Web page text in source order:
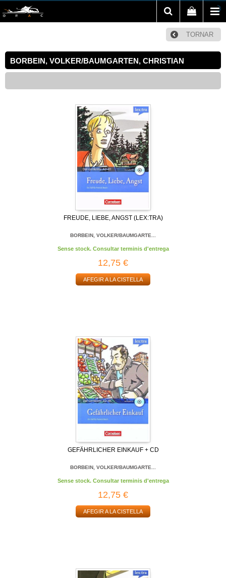
TORNAR
BORBEIN, VOLKER/BAUMGARTEN, CHRISTIAN
FREUDE, LIEBE, ANGST (LEX:TRA)
BORBEIN, VOLKER/BAUMGARTE...
Sense stock. Consultar terminis d'entrega
12,75 €
AFEGIR A LA CISTELLA
GEFÄHRLICHER EINKAUF + CD
BORBEIN, VOLKER/BAUMGARTE...
Sense stock. Consultar terminis d'entrega
12,75 €
AFEGIR A LA CISTELLA